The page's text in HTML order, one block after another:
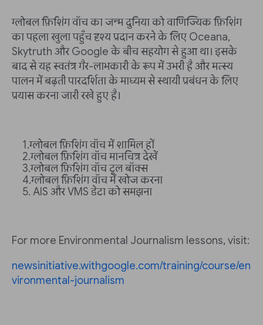
ग्लोबल फ़िशिंग वॉच का जन्म दुनिया को वाणिज्यिक फ़िशिंग
का पहला खुला पहुँच दृश्य प्रदान करने के लिए Oceana,
Skytruth और Google के बीच सहयोग से हुआ था। इसके
बाद से यह स्वतंत्र गैर-लाभकारी के रूप में उभरी है और मत्स्य
पालन में बढ़ती पारदर्शिता के माध्यम से स्थायी प्रबंधन के लिए
प्रयास करना जारी रखे हुए है।
ग्लोबल फ़िशिंग वॉच में शामिल हों
ग्लोबल फ़िशिंग वॉच मानचित्र देखें
ग्लोबल फ़िशिंग वॉच टूल बॉक्स
ग्लोबल फ़िशिंग वॉच में खोज करना
AIS और VMS डेटा को समझना
For more Environmental Journalism lessons, visit:
newsinitiative.withgoogle.com/training/course/en
vironmental-journalism